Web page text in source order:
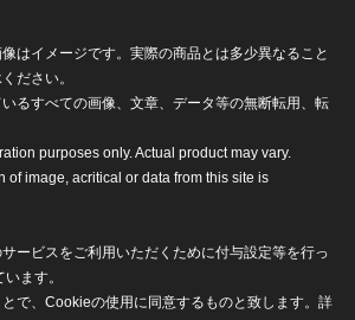
はイメージです。実際の商品とは多少異なること
ださい。
るすべての画像、文章、データ等の無断転用、転
purposes only. Actual product may vary.
of image, acritical or data from this site is
ービスをご利用いただくために付与設定等を行っ
ます。
で、Cookieの使用に同意するものと致します。詳